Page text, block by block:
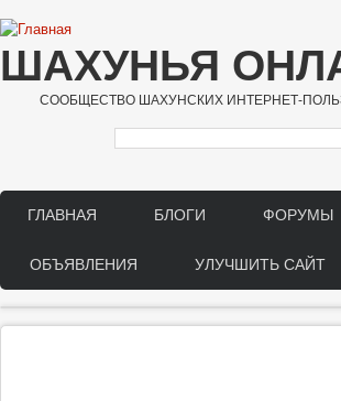
Перейти к основному содержанию
ШАХУНЬЯ
СООБЩЕСТВО ШАХУНСКИХ ИНТЕРНЕТ-
Main menu
ГЛАВНАЯ БЛОГИ ФОРУМЫ
ОБЪЯВЛЕНИЯ УЛУЧШИТЬ САЙТ